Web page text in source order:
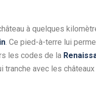
à quelques
. Ce pied-à-terre lui
les codes de la
tranche avec les